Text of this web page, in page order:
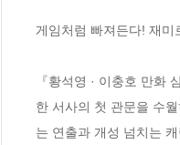
게임처럼 빠져든다! 재미
『황석영 · 이충호 만화
한 서사의 첫 관문을 수
는 연출과 개성 넘치는